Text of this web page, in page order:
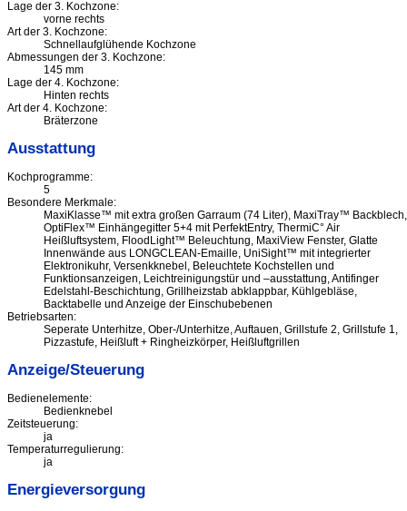
Lage der 3. Kochzone:
vorne rechts
Art der 3. Kochzone:
Schnellaufglühende Kochzone
Abmessungen der 3. Kochzone:
145 mm
Lage der 4. Kochzone:
Hinten rechts
Art der 4. Kochzone:
Bräterzone
Ausstattung
Kochprogramme:
5
Besondere Merkmale:
MaxiKlasse™ mit extra großen Garraum (74 Liter), MaxiTray™ Backblech,
OptiFlex™ Einhängegitter 5+4 mit PerfektEntry, ThermiC° Air
Heißluftsystem, FloodLight™ Beleuchtung, MaxiView Fenster, Glatte
Innenwände aus LONGCLEAN-Emaille, UniSight™ mit integrierter
Elektronikuhr, Versenkknebel, Beleuchtete Kochstellen und
Funktionsanzeigen, Leichtreinigungstür und –ausstattung, Antifinger
Edelstahl-Beschichtung, Grillheizstab abklappbar, Kühlgebläse,
Backtabelle und Anzeige der Einschubebenen
Betriebsarten:
Seperate Unterhitze, Ober-/Unterhitze, Auftauen, Grillstufe 2, Grillstufe 1,
Pizzastufe, Heißluft + Ringheizkörper, Heißluftgrillen
Anzeige/Steuerung
Bedienelemente:
Bedienknebel
Zeitsteuerung:
ja
Temperaturregulierung:
ja
Energieversorgung